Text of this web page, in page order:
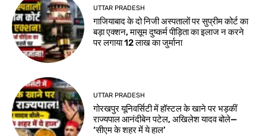
UTTAR PRADESH
गाजियाबाद के दो निजी अस्पतालों पर सुप्रीम कोर्ट का
बड़ा एक्शन, मासूम दुष्कर्म पीड़िता का इलाज न करने
पर लगाया 12 लाख का जुर्माना
UTTAR PRADESH
गोरखपुर यूनिवर्सिटी में हॉस्टल के खाने पर भड़कीं
राज्यपाल आनंदीबेन पटेल, अखिलेश यादव बोले—
‘सीएम के शहर में ये हाल’